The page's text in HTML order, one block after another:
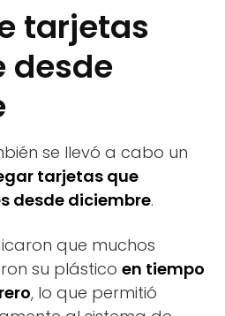
tarjetas
desde
se llevó a cabo un
tarjetas que
desde diciembre.
que muchos
su plástico en tiempo
, lo que permitió